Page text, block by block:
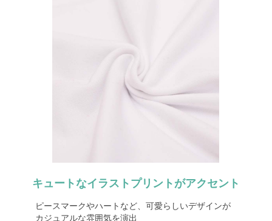
キュートなイラストプリントがアクセント
ピースマークやハートなど、可愛らしいデザインが
カジュアルな雰囲気を演出